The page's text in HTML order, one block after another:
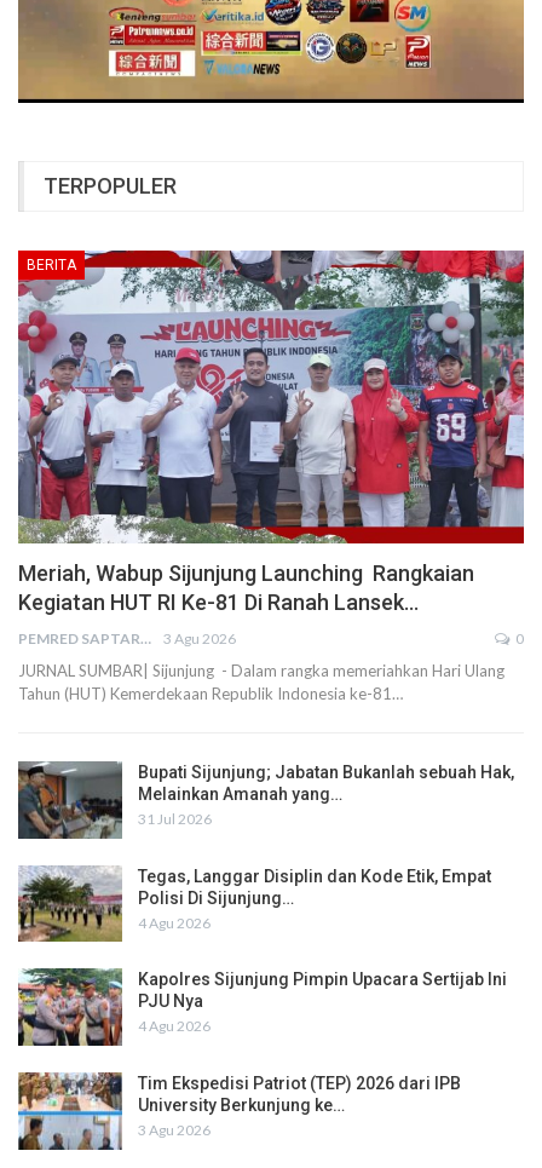
TERPOPULER
BERITA
Meriah, Wabup Sijunjung Launching Rangkaian
Kegiatan HUT RI Ke-81 Di Ranah Lansek…
PEMRED SAPTARIUS 3 Agu 2026 0
JURNAL SUMBAR| Sijunjung - Dalam rangka memeriahkan Hari Ulang
Tahun (HUT) Kemerdekaan Republik Indonesia ke-81…
Bupati Sijunjung; Jabatan Bukanlah sebuah Hak,
Melainkan Amanah yang…
31 Jul 2026
Tegas, Langgar Disiplin dan Kode Etik, Empat
Polisi Di Sijunjung…
4 Agu 2026
Kapolres Sijunjung Pimpin Upacara Sertijab Ini
PJU Nya
4 Agu 2026
Tim Ekspedisi Patriot (TEP) 2026 dari IPB
University Berkunjung ke…
3 Agu 2026